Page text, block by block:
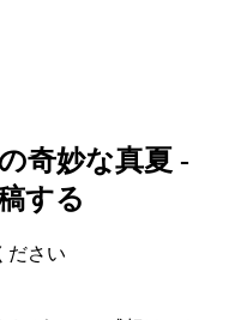
奇妙な真夏 -
する
ださい